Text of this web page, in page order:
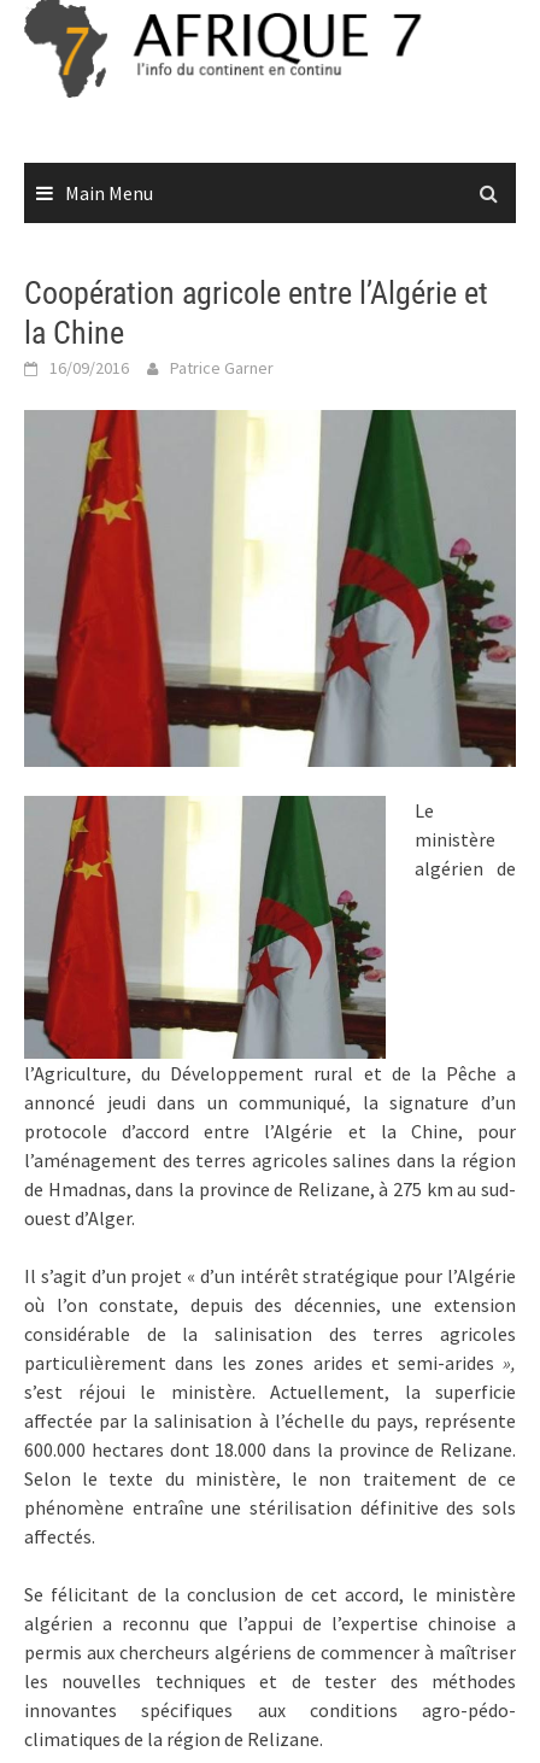
Skip
content
Main Menu
Coopération agricole entre l’Algérie et
la Chine
16/09/2016 Patrice Garner
Le
ministère
algérien de
l’Agriculture, du Développement rural et de la Pêche a
annoncé jeudi dans un communiqué, la signature d’un
protocole d’accord entre l’Algérie et la Chine, pour
l’aménagement des terres agricoles salines dans la région
de Hmadnas, dans la province de Relizane, à 275 km au sud-
ouest d’Alger.
Il s’agit d’un projet « d’un intérêt stratégique pour l’Algérie
où l’on constate, depuis des décennies, une extension
considérable de la salinisation des terres agricoles
particulièrement dans les zones arides et semi-arides »,
s’est réjoui le ministère. Actuellement, la superficie
affectée par la salinisation à l’échelle du pays, représente
600.000 hectares dont 18.000 dans la province de Relizane.
Selon le texte du ministère, le non traitement de ce
phénomène entraîne une stérilisation définitive des sols
affectés.
Se félicitant de la conclusion de cet accord, le ministère
algérien a reconnu que l’appui de l’expertise chinoise a
permis aux chercheurs algériens de commencer à maîtriser
les nouvelles techniques et de tester des méthodes
innovantes spécifiques aux conditions agro-pédo-
climatiques de la région de Relizane.